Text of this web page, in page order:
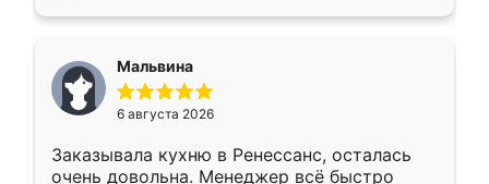
меньше, здесь же он более разнообразный.
Мне нравится ,если что-то потребуется из
мебели буду заказывать только здесь.
Мальвина
6 августа 2026
Заказывала кухню в Ренессанс, осталась
очень довольна. Менеджер всё быстро